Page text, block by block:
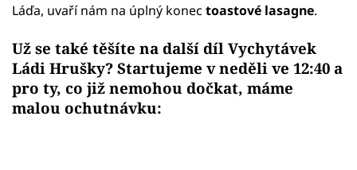
Láďa, uvaří nám na úplný konec toastové lasagne.
Už se také těšíte na další díl Vychytávek
Ládi Hrušky? Startujeme v neděli ve 12:40 a
pro ty, co již nemohou dočkat, máme
malou ochutnávku: